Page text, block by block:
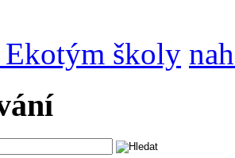
Ekotým školy